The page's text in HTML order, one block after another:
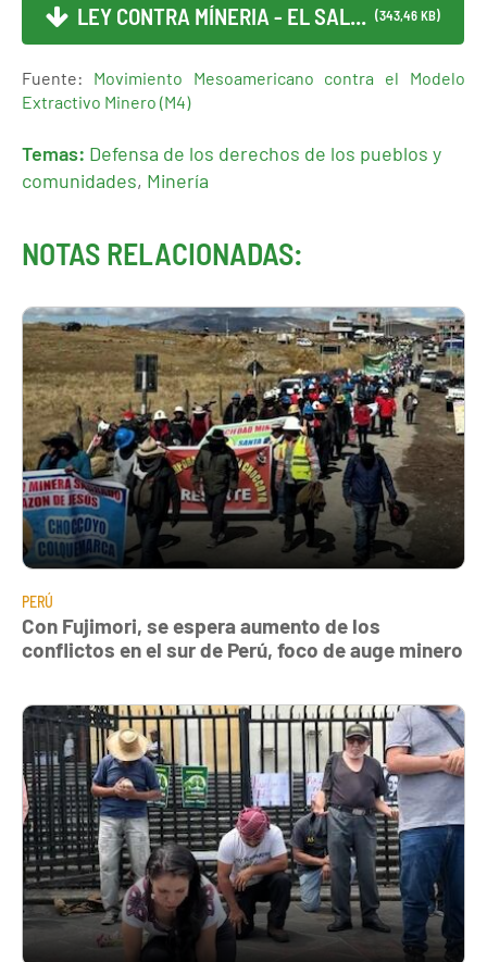
LEY CONTRA MÍNERIA - EL SAL... (343,46 KB)
Fuente: Movimiento Mesoamericano contra el Modelo
Extractivo Minero (M4)
Temas: Defensa de los derechos de los pueblos y
comunidades, Minería
NOTAS RELACIONADAS:
PERÚ
Con Fujimori, se espera aumento de los
conflictos en el sur de Perú, foco de auge minero